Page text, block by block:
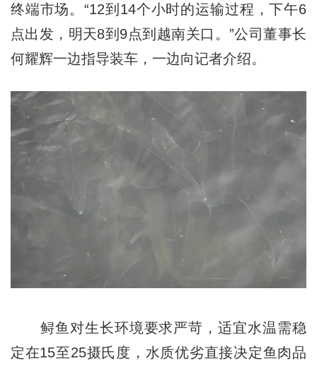
终端市场。“12到14个小时的运输过程，下午6
点出发，明天8到9点到越南关口。”公司董事长
何耀辉一边指导装车，一边向记者介绍。
鲟鱼对生长环境要求严苛，适宜水温需稳
定在15至25摄氏度，水质优劣直接决定鱼肉品